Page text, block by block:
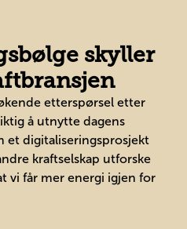
skyller
etterspørsel etter
å utnytte dagens
et digitaliseringsprosjekt
kraftselskap utforske
vi får mer energi igjen for